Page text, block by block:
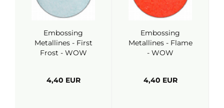
Embossing
Metallines - First
Frost - WOW
4,40 EUR
Embossing
Metallines - Flame
- WOW
4,40 EUR